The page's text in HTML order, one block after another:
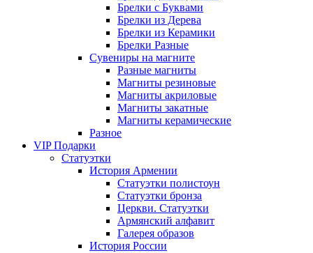
Брелки с Буквами
Брелки из Дерева
Брелки из Керамики
Брелки Разные
Сувениры на магните
Разные магниты
Магниты резиновые
Магниты акриловые
Магниты закатные
Магниты керамические
Разное
VIP Подарки
Статуэтки
История Армении
Статуэтки полистоун
Статуэтки бронза
Церкви. Статуэтки
Армянский алфавит
Галерея образов
История России